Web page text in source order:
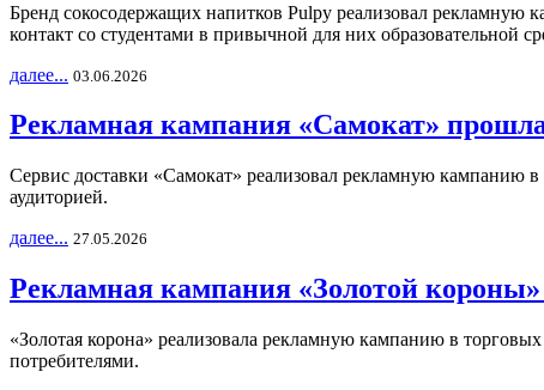
Бренд сокосодержащих напитков Pulpy реализовал рекламную
контакт со студентами в привычной для них образовательной
далее... 03.06.2026
Рекламная кампания «Самокат»
Сервис доставки «Самокат» реализовал рекламную кампанию в
аудиторией.
далее... 27.05.2026
Рекламная кампания «Золотой
«Золотая корона» реализовала рекламную кампанию в
потребителями.